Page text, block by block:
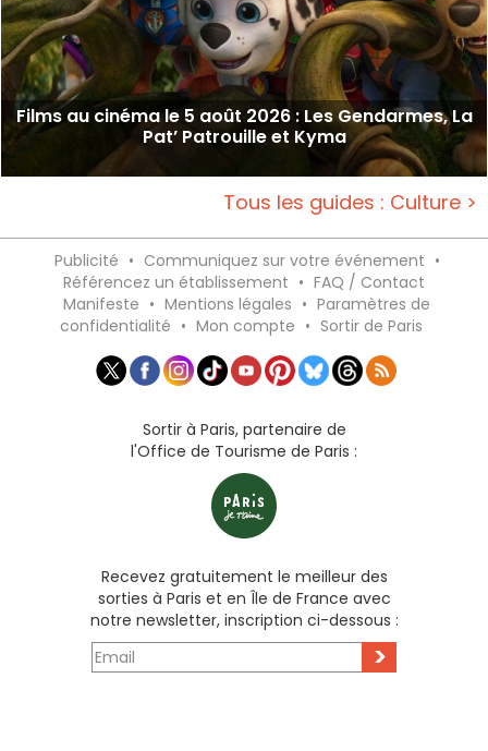
Films au cinéma le 5 août 2026 : Les Gendarmes, La
Pat’ Patrouille et Kyma
Tous les guides : Culture >
Publicité • Communiquez sur votre événement •
Référencez un établissement • FAQ / Contact
Manifeste • Mentions légales • Paramètres de
confidentialité • Mon compte • Sortir de Paris
Sortir à Paris, partenaire de
l'Office de Tourisme de Paris :
Recevez gratuitement le meilleur des
sorties à Paris et en Île de France avec
notre newsletter, inscription ci-dessous :
>